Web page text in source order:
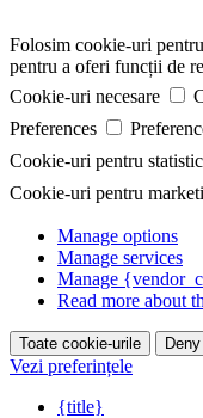
Folosim cookie-uri
pentru a oferi funcții de
Cookie-uri necesare
Preferences
Cookie-uri pentru
Cookie-uri pentru
Manage options
Manage services
Manage
Read more about
Toate cookie-urile Deny
Vezi preferințele
{title}